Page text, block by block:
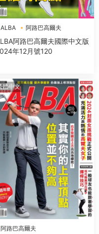
ALBA 阿路巴高爾夫
阿路巴高爾夫國際中文版
年12月號120
體中文
阿路巴高爾夫